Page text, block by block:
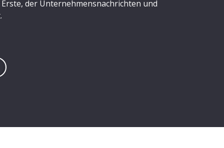
der Unternehmensnachrichten und